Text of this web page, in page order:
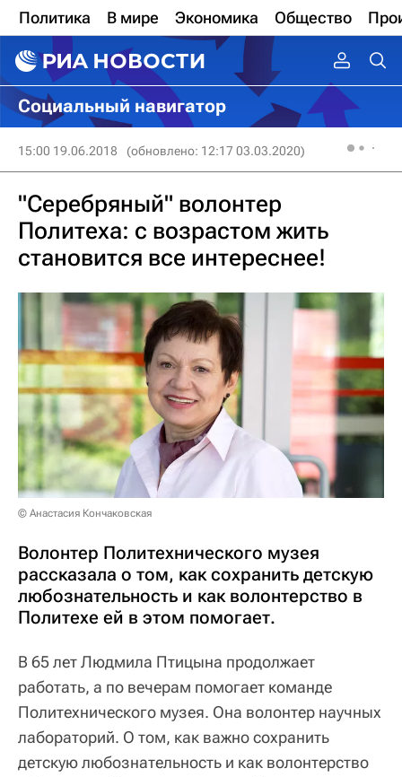
Политика В мире Экономика Общество
Социальный навигатор
15:00 19.06.2018 (обновлено: 12:17 03.03.2020)
"Серебряный" волонтер
Политеха: с возрастом жить
становится все интереснее!
© Анастасия Кончаковская
Волонтер Политехнического музея
рассказала о том, как сохранить детскую
любознательность и как волонтерство в
Политехе ей в этом помогает.
В 65 лет Людмила Птицына продолжает
работать, а по вечерам помогает команде
Политехнического музея. Она волонтер научных
лабораторий. О том, как важно сохранить
детскую любознательность и как волонтерство